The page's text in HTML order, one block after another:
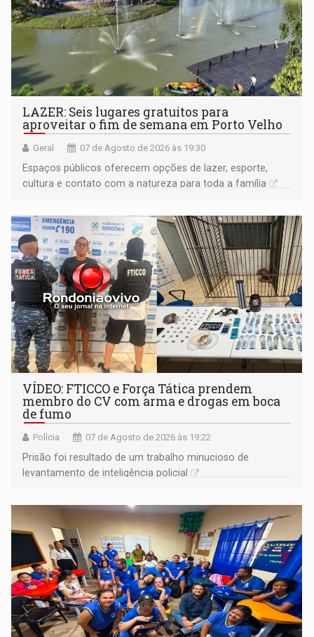
LAZER: Seis lugares gratuitos para
aproveitar o fim de semana em Porto Velho
Geral 07 de Agosto de 2026 às 19:30
Espaços públicos oferecem opções de lazer, esporte,
cultura e contato com a natureza para toda a família
VÍDEO: FTICCO e Força Tática prendem
membro do CV com arma e drogas em boca
de fumo
Polícia 07 de Agosto de 2026 às 19:22
Prisão foi resultado de um trabalho minucioso de
levantamento de inteligência policial